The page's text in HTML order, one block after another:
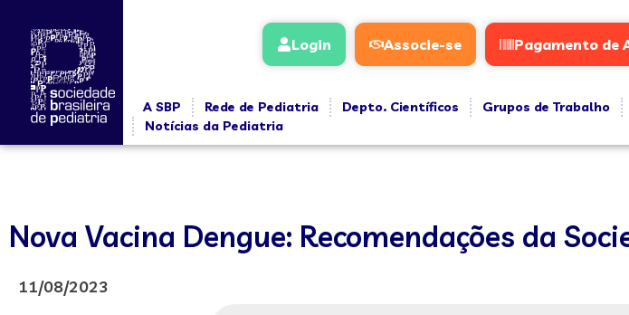
Login Associe-se Pagamento de
A SBP Rede de Pediatria Depto. Científicos Grupos de Trabalho
Notícias da Pediatria
Nova Vacina Dengue: Recomendações da
11/08/2023